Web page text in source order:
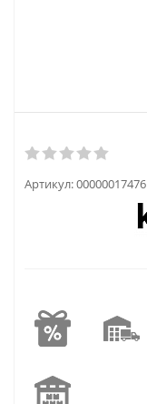
Артикул:00000017476